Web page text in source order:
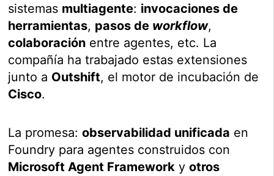
sistemas multiagente: invocaciones de
herramientas, pasos de workflow,
colaboración entre agentes, etc. La
compañía ha trabajado estas extensiones
junto a Outshift, el motor de incubación de
Cisco.
La promesa:observabilidad unificada en
Foundry para agentes construidos con
Microsoft Agent Framework yotros